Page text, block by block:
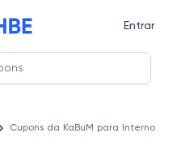
Entrar
Cupons da KaBuM para Interno